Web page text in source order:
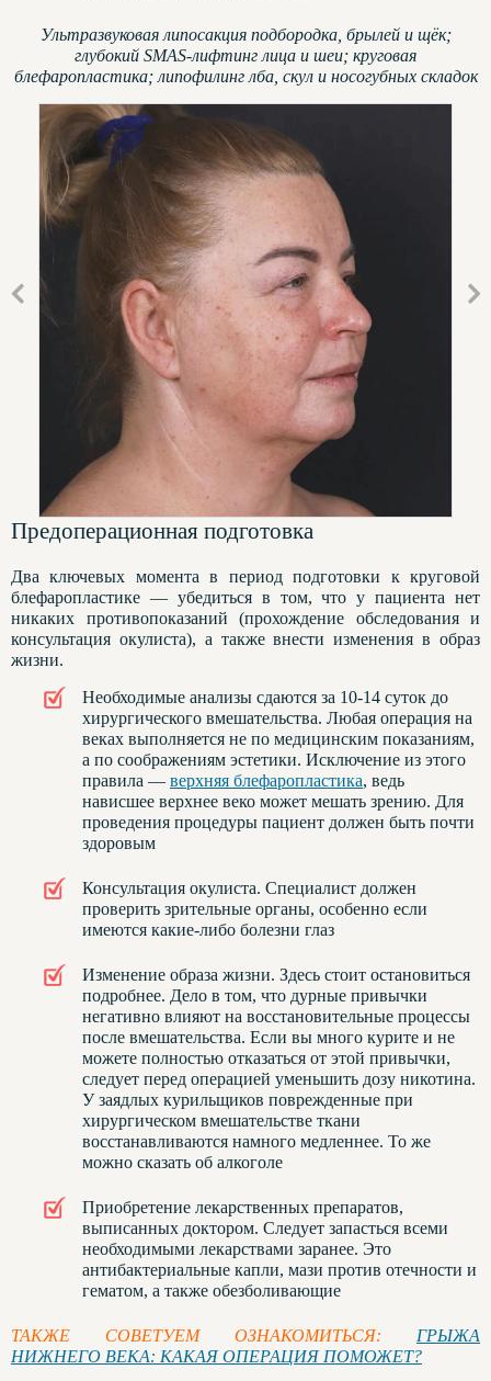
Ультразвуковая липосакция подбородка, брылей и щёк;
глубокий SMAS-лифтинг лица и шеи; круговая
блефаропластика; липофилинг лба, скул и носогубных складок
Предоперационная подготовка
Два ключевых момента в период подготовки к круговой
блефаропластике — убедиться в том, что у пациента нет
никаких противопоказаний (прохождение обследования и
консультация окулиста), а также внести изменения в образ
жизни.
Необходимые анализы сдаются за 10-14 суток до
хирургического вмешательства. Любая операция на
веках выполняется не по медицинским показаниям,
а по соображениям эстетики. Исключение из этого
правила — верхняя блефаропластика, ведь
нависшее верхнее веко может мешать зрению. Для
проведения процедуры пациент должен быть почти
здоровым
Консультация окулиста. Специалист должен
проверить зрительные органы, особенно если
имеются какие-либо болезни глаз
Изменение образа жизни. Здесь стоит остановиться
подробнее. Дело в том, что дурные привычки
негативно влияют на восстановительные процессы
после вмешательства. Если вы много курите и не
можете полностью отказаться от этой привычки,
следует перед операцией уменьшить дозу никотина.
У заядлых курильщиков поврежденные при
хирургическом вмешательстве ткани
восстанавливаются намного медленнее. То же
можно сказать об алкоголе
Приобретение лекарственных препаратов,
выписанных доктором. Следует запасться всеми
необходимыми лекарствами заранее. Это
антибактериальные капли, мази против отечности и
гематом, а также обезболивающие
ТАКЖЕ СОВЕТУЕМ ОЗНАКОМИТЬСЯ:
ГРЫЖА
НИЖНЕГО ВЕКА: КАКАЯ ОПЕРАЦИЯ ПОМОЖЕТ?